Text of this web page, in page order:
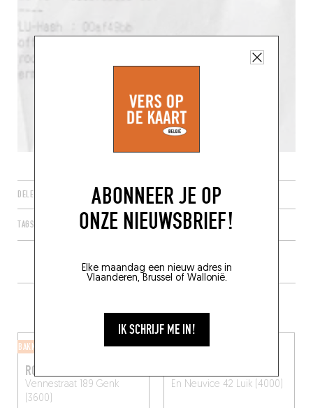
ABONNEER JE OP
ONZE NIEUWSBRIEF!
Elke maandag een nieuw adres in
Vlaanderen, Brussel of Wallonië.
IK SCHRIJF ME IN!
DELEN
TAGS GENK FLANDERS BELGIQUE 3600
MEER ZAKEN IN DE BUURT
BAKKERIJ
ROSENDAL
Vennestraat 189 Genk
(3600)
CHARCUTERIE
En Neuvice 42 Luik (4000)